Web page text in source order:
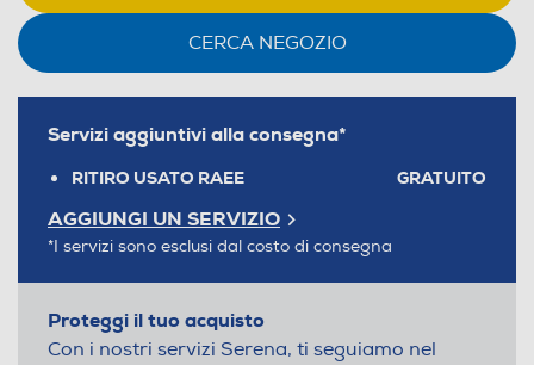
CERCA NEGOZIO
Servizi aggiuntivi alla consegna*
RITIRO USATO RAEE GRATUITO
AGGIUNGI UN SERVIZIO
*I servizi sono esclusi dal costo di consegna
Proteggi il tuo acquisto
Con i nostri servizi Serena, ti seguiamo nel